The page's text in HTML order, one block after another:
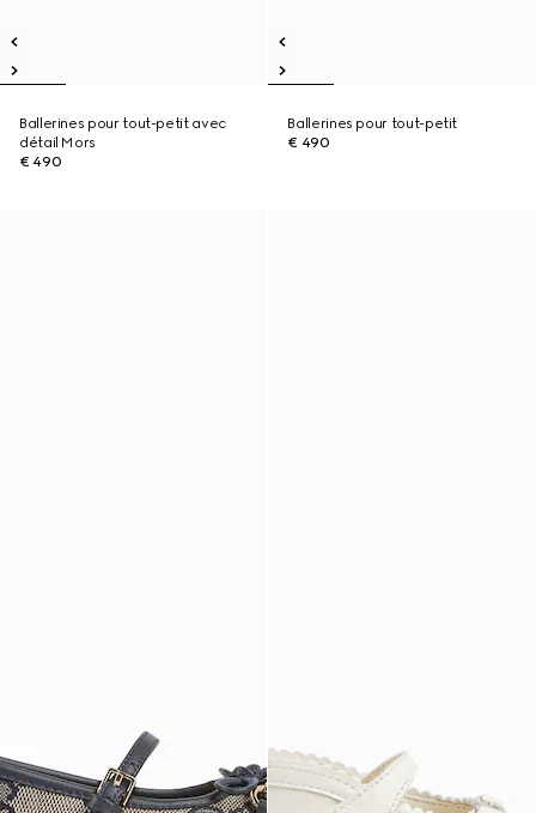
Ballerines pour tout-petit avec
détail Mors
€ 490
Ballerines pour tout-petit
€ 490